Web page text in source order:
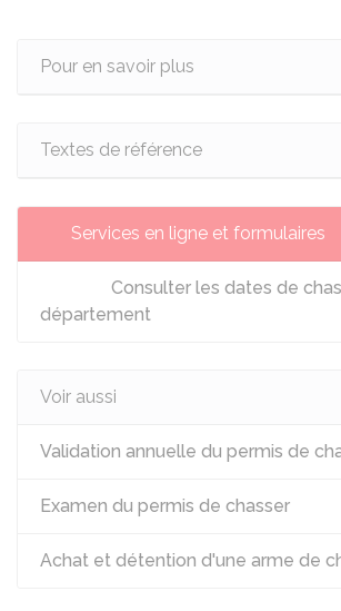
Pour en savoir plus
Textes de référence
Services en ligne et formulaires
Consulter les dates de
département
Voir aussi
Validation annuelle du permis de
Examen du permis de chasser
Achat et détention d'une arme de